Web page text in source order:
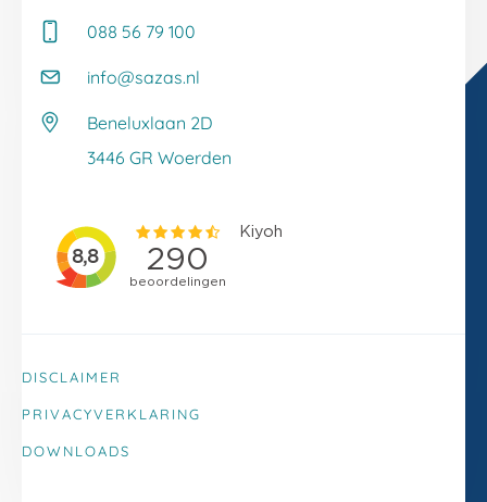
Onze klantverhalen
Werken bij Sazas
Whitepapers
Kennisbank
Veelgestelde vragen
088 56 79 100
info@sazas.nl
Beneluxlaan 2D
3446 GR Woerden
DISCLAIMER
PRIVACYVERKLARING
DOWNLOADS